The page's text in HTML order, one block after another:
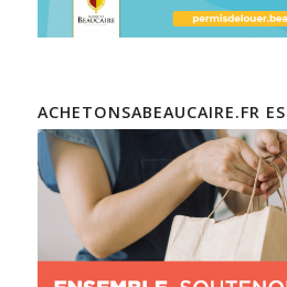
ACHETONSABEAUCAIRE.FR